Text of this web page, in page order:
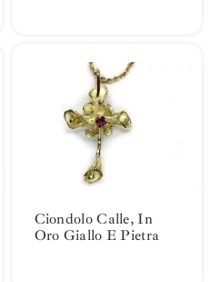
Ciondolo Calle, In
Oro Giallo E Pietra